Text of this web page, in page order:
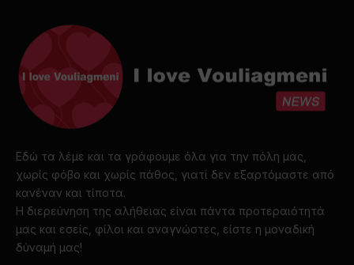
Εδώ τα λέμε και τα γράφουμε όλα για την πόλη μας,
χωρίς φόβο και χωρίς πάθος, γιατί δεν εξαρτόμαστε από
κανέναν και τίποτα.
Η διερεύνηση της αλήθειας είναι πάντα προτεραιότητά
μας και εσείς, φίλοι και αναγνώστες, είστε η μοναδική
δύναμή μας!